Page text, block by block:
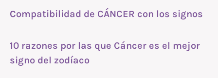
Compatibilidad de CÁNCER con los signos
10 razones por las que Cáncer es el mejor
signo del zodíaco